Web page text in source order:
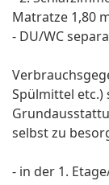
Matratze 1,80
- DU/WC
Spülmittel etc.)
selbst zu
- in der 1.